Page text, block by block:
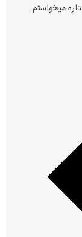
میخواستم